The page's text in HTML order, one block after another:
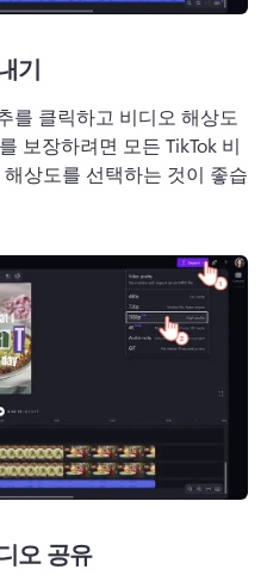
기
를 클릭하고 비디오 해상도
보장하려면 모든 TikTok 비
상도를 선택하는 것이 좋습
오 공유